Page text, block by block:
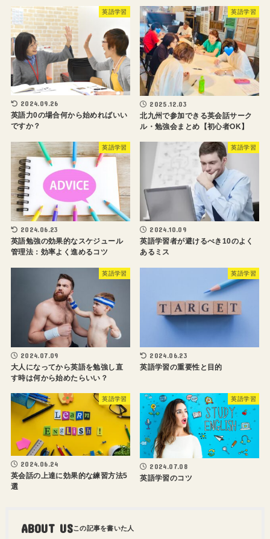
英語学習
2024.09.26
英語力0の場合何から始めればいい
ですか？
英語学習
2025.12.03
北九州で参加できる英会話サーク
ル・勉強会まとめ【初心者OK】
英語学習
2024.06.23
英語勉強の効果的なスケジュール
管理法：効率よく進めるコツ
英語学習
2024.10.09
英語学習者が避けるべき10のよく
あるミス
英語学習
2024.07.09
大人になってから英語を勉強し直
す時は何から始めたらいい？
英語学習
2024.06.23
英語学習の重要性と目的
英語学習
2024.06.24
英会話の上達に効果的な練習方法5
選
英語学習
2024.07.08
英語学習のコツ
ABOUT US